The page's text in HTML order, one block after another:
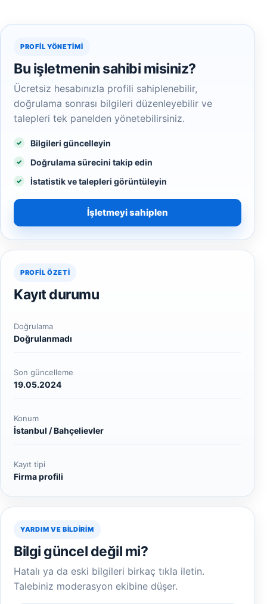
PROFIL YÖNETIMI
Bu işletmenin sahibi misiniz?
Ücretsiz hesabınızla profili sahiplenebilir,
doğrulama sonrası bilgileri düzenleyebilir ve
talepleri tek panelden yönetebilirsiniz.
Bilgileri güncelleyin
Doğrulama sürecini takip edin
İstatistik ve talepleri görüntüleyin
İşletmeyi sahiplen
PROFIL ÖZETI
Kayıt durumu
Doğrulama
Doğrulanmadı
Son güncelleme
19.05.2024
Konum
İstanbul / Bahçelievler
Kayıt tipi
Firma profili
YARDIM VE BILDIRIM
Bilgi güncel değil mi?
Hatalı ya da eski bilgileri birkaç tıkla iletin.
Talebiniz moderasyon ekibine düşer.